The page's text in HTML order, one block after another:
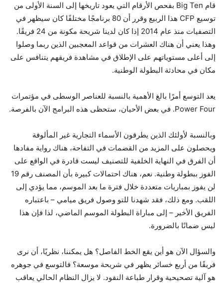
قام Big Ten بفحص الأرقام التي يعود تاريخها إلى السنة الأولى من
توسيع CFP هذا الربيع وقرر أن 80 برنامجًا مختلفًا كان سيظهر في
التصفيات منذ عام 2014 إذا كان لدينا شريحة مكونة من 24 فريقًا.
وهذا يعني أن هناك العشرات من قواعد المعجبين الذين ربما وصلوا
إلى أعلى مستوياتهم على الإطلاق في مشاهدة فريقهم يتنافس على
مكان في محادثة البطولة الوطنية.
يعد التوسع أمرًا بالغ الأهمية بالنسبة للعناصر الوسطى في مؤتمرات
Power Four. في بعض الأحيان، ستحظى هذه البرامج الآن بالفرصة.
وبالنسبة لأولئك الذين يطرقون الأسماء التجارية غير المألوفة
ويحصلون على المزيد من القضمات في التفاحة، هناك رواية مفادها
أن الفرق في النهاية الخلفية للتصنيف ليست قادرة في الواقع على
الفوز ببطولة وطنية. نعم، هناك احتمالات كبيرة بأن المصنف رقم 19
لن يفوز بمباريات متعددة خلال فترة ما بعد الموسم، مما يؤدي إلى
اللقب. ومع ذلك، فقد شهدنا للتو وصول فريق ميامي – باعتباره
الفريق الأخير – إلى مباراة البطولة الموسم الماضي، لذا فإن هذا
ليس ضمانًا بالضرورة.
والسؤال الآن هو أين يقع الخط الفاصل؟ هل يمكننا، نظريًا، أن نرى
فريقًا من أربع خسائر يظهر في شريحة موسعة؟ فالتوسع في جوهره
هو آلية تصحيحية وقرار طباعة النقود. لا يزال النظام الحالي يعاقب